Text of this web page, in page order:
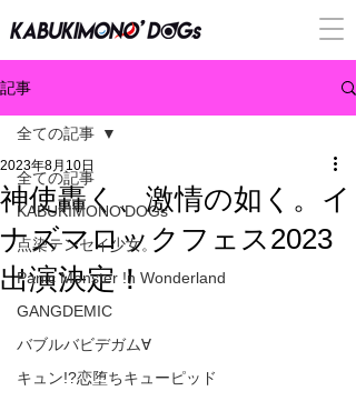
記事
全ての記事
KABUKIMONO'DOGs
点染テンセイ少女。
Panic Monster !n Wonderland
GANGDEMIC
バブルバビデガム∀
キュン!?恋堕ちキューピッド
全ての記事
神使轟く、激情の如く。イ
ナズマロックフェス2023
出演決定！
2023年8月10日